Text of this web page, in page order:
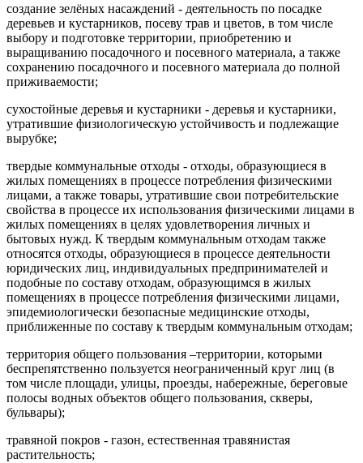
создание зелёных насаждений - деятельность по посадке
деревьев и кустарников, посеву трав и цветов, в том числе
выбору и подготовке территории, приобретению и
выращиванию посадочного и посевного материала, а также
сохранению посадочного и посевного материала до полной
приживаемости;
сухостойные деревья и кустарники - деревья и кустарники,
утратившие физиологическую устойчивость и подлежащие
вырубке;
твердые коммунальные отходы - отходы, образующиеся в
жилых помещениях в процессе потребления физическими
лицами, а также товары, утратившие свои потребительские
свойства в процессе их использования физическими лицами в
жилых помещениях в целях удовлетворения личных и
бытовых нужд. К твердым коммунальным отходам также
относятся отходы, образующиеся в процессе деятельности
юридических лиц, индивидуальных предпринимателей и
подобные по составу отходам, образующимся в жилых
помещениях в процессе потребления физическими лицами,
эпидемиологически безопасные медицинские отходы,
приближенные по составу к твердым коммунальным отходам;
территория общего пользования –территории, которыми
беспрепятственно пользуется неограниченный круг лиц (в
том числе площади, улицы, проезды, набережные, береговые
полосы водных объектов общего пользования, скверы,
бульвары);
травяной покров - газон, естественная травянистая
растительность;